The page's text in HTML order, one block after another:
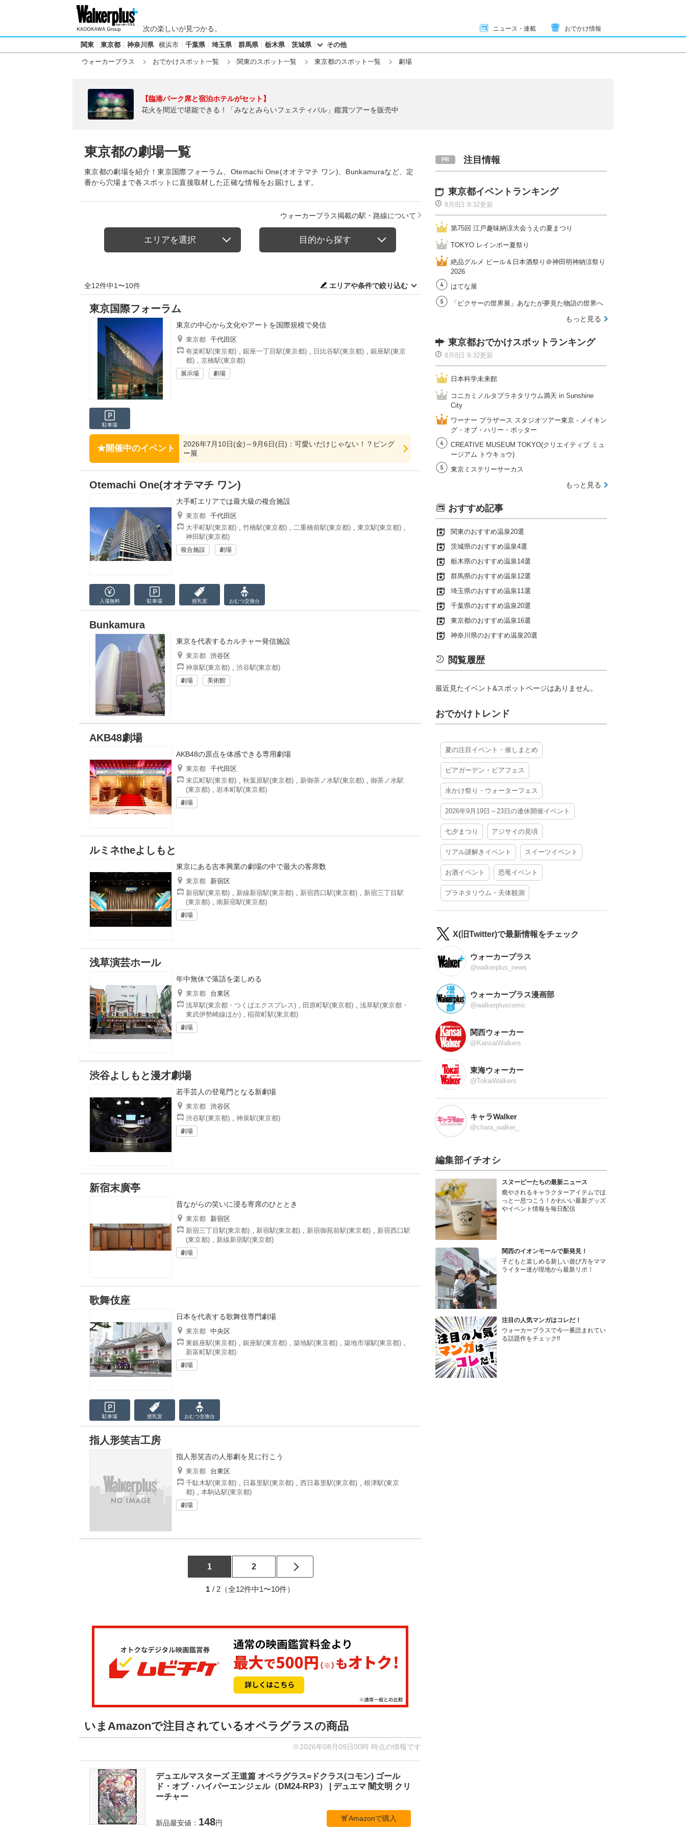
次の楽しいが見つかる。 ニュース・連載 おでかけ情報
関東 東京都 神奈川県 横浜市 千葉県 埼玉県 群馬県 栃木県 茨城県 その他
ウォーカープラス おでかけスポット一覧 関東のスポット一覧 東京都のスポット一覧 劇場
【臨港パーク席と宿泊ホテルがセット】
花火を間近で堪能できる！「みなとみらいフェスティバル」鑑賞ツアーを販売中
東京都の劇場一覧
東京都の劇場を紹介！東京国際フォーラム、Otemachi One(オオテマチ ワン)、Bunkamuraなど、定
番から穴場まで各スポットに直接取材した正確な情報をお届けします。
ウォーカープラス掲載の駅・路線について
エリアを選択 目的から探す
全12件中1〜10件 エリアや条件で絞り込む
東京国際フォーラム
東京の中心から文化やアートを国際規模で発信
東京都 千代田区
有楽町駅(東京都) , 銀座一丁目駅(東京都) , 日比谷駅(東京都) , 銀座駅(東京
都) , 京橋駅(東京都)
展示場 劇場
駐車場
開催中のイベント
2026年7月10日(金)～9月6日(日)：可愛いだけじゃない！？ピング
ー展
Otemachi One(オオテマチ ワン)
大手町エリアでは最大級の複合施設
東京都 千代田区
大手町駅(東京都) , 竹橋駅(東京都) , 二重橋前駅(東京都) , 東京駅(東京都) ,
神田駅(東京都)
複合施設 劇場
入場無料 駐車場 授乳室 おむつ交換台
Bunkamura
東京を代表するカルチャー発信施設
東京都 渋谷区
神泉駅(東京都) , 渋谷駅(東京都)
劇場 美術館
AKB48劇場
AKB48の原点を体感できる専用劇場
東京都 千代田区
末広町駅(東京都) , 秋葉原駅(東京都) , 新御茶ノ水駅(東京都) , 御茶ノ水駅
(東京都) , 岩本町駅(東京都)
劇場
ルミネtheよしもと
東京にある吉本興業の劇場の中で最大の客席数
東京都
新宿区
新宿駅(東京都) , 新線新宿駅(東京都) , 新宿西口駅(東京都) , 新宿三丁目駅
(東京都) , 南新宿駅(東京都)
劇場
浅草演芸ホール
年中無休で落語を楽しめる
東京都
台東区
浅草駅(東京都・つくばエクスプレス) , 田原町駅(東京都) , 浅草駅(東京都・
東武伊勢崎線ほか) , 稲荷町駅(東京都)
劇場
渋谷よしもと漫才劇場
若手芸人の登竜門となる新劇場
東京都 渋谷区
渋谷駅(東京都) , 神泉駅(東京都)
劇場
新宿末廣亭
昔ながらの笑いに浸る寄席のひととき
東京都
新宿区
新宿三丁目駅(東京都) , 新宿駅(東京都) , 新宿御苑前駅(東京都) , 新宿西口駅
(東京都) , 新線新宿駅(東京都)
劇場
歌舞伎座
日本を代表する歌舞伎専門劇場
東京都 中央区
東銀座駅(東京都) , 銀座駅(東京都) , 築地駅(東京都) , 築地市場駅(東京都) ,
新富町駅(東京都)
劇場
駐車場 授乳室 おむつ交換台
指人形笑吉工房
指人形笑吉の人形劇を見に行こう
東京都
台東区
千駄木駅(東京都) , 日暮里駅(東京都) , 西日暮里駅(東京都) , 根津駅(東京
都) , 本駒込駅(東京都)
劇場
1 2
1 / 2（全12件中1〜10件）
いまAmazonで注目されているオペラグラスの商品
※2026年08月09日00時 時点の情報です
デュエルマスターズ 王道篇 オペラグラス=ドクラス(コモン) ゴール
ド・オブ・ハイパーエンジェル（DM24-RP3） | デュエマ 闇文明 クリ
ーチャー
新品最安値： 148円
Amazonで購入
注目情報
東京都イベントランキング
8月8日 9:32更新
第75回 江戸趣味納涼大会うえの夏まつり
TOKYO レインボー夏祭り
絶品グルメ ビール＆日本酒祭り＠神田明神納涼祭り
2026
はてな展
「ピクサーの世界展」あなたが夢見た物語の世界へ
もっと見る
東京都おでかけスポットランキング
8月8日 9:32更新
日本科学未来館
コニカミノルタプラネタリウム満天 in Sunshine
City
ワーナー ブラザース スタジオツアー東京 ‐ メイキン
グ・オブ・ハリー・ポッター
CREATIVE MUSEUM TOKYO(クリエイティブ ミュ
ージアム トウキョウ)
東京ミステリーサーカス
もっと見る
おすすめ記事
関東のおすすめ温泉20選
茨城県のおすすめ温泉4選
栃木県のおすすめ温泉14選
群馬県のおすすめ温泉12選
埼玉県のおすすめ温泉11選
千葉県のおすすめ温泉20選
東京都のおすすめ温泉16選
神奈川県のおすすめ温泉20選
閲覧履歴
最近見たイベント&スポットページはありません。
おでかけトレンド
夏の注目イベント・催しまとめ
ビアガーデン・ビアフェス
水かけ祭り・ウォーターフェス
2026年9月19日～23日の連休開催イベント
七夕まつり アジサイの見頃
リアル謎解きイベント スイーツイベント
お酒イベント 恐竜イベント
プラネタリウム・天体観測
X(旧Twitter)で最新情報をチェック
ウォーカープラス
@walkerplus_news
ウォーカープラス漫画部
@walkerpluscomic
関西ウォーカー
@KansaiWalkers
東海ウォーカー
@TokaiWalkers
キャラWalker
@chara_walker_
編集部イチオシ
スヌーピーたちの最新ニュース
癒やされるキャラクターアイテムでほ
っと一息つこう！かわいい最新グッズ
やイベント情報を毎日配信
関西のイオンモールで新発見！
子どもと楽しめる新しい遊び方をママ
ライター達が現地から最新リポ！
注目の人気マンガはコレだ！
ウォーカープラスで今一番読まれてい
る話題作をチェック!!